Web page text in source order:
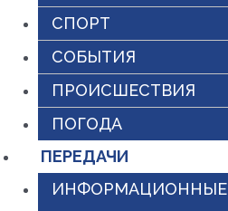
СПОРТ
СОБЫТИЯ
ПРОИСШЕСТВИЯ
ПОГОДА
ПЕРЕДАЧИ
ИНФОРМАЦИОННЫЕ